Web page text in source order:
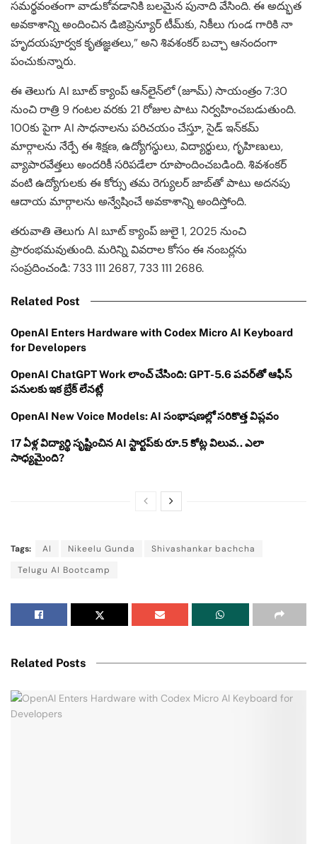
సమర్థవంతంగా వాడుకోవడానికి బలమైన పునాది వేసింది. ఈ అద్భుత
అవకాశాన్ని అందించిన డిజిప్రెన్యూర్ టీమ్‌కు, నికీలు గుండ గారికి నా
హృదయపూర్వక కృతజ్ఞతలు,” అని శివశంకర్ బచ్చా ఆనందంగా
పంచుకున్నారు.
ఈ తెలుగు AI బూట్ క్యాంప్ ఆన్‌లైన్‌లో (జూమ్) సాయంత్రం 7:30
నుంచి రాత్రి 9 గంటల వరకు 21 రోజుల పాటు నిర్వహించబడుతుంది.
100కు పైగా AI సాధనాలను పరిచయం చేస్తూ, సైడ్ ఇన్‌కమ్
మార్గాలను నేర్పే ఈ శిక్షణ, ఉద్యోగస్థులు, విద్యార్థులు, గృహిణులు,
వ్యాపారవేత్తలు అందరికీ సరిపడేలా రూపొందించబడింది. శివశంకర్
వంటి ఉద్యోగులకు ఈ కోర్సు తమ రెగ్యులర్ జాబ్‌తో పాటు అదనపు
ఆదాయ మార్గాలను అన్వేషించే అవకాశాన్ని అందిస్తోంది.
తరువాతి తెలుగు AI బూట్ క్యాంప్ జులై 1, 2025 నుంచి
ప్రారంభమవుతుంది. మరిన్ని వివరాల కోసం ఈ నంబర్లను
సంప్రదించండి: 733 111 2687, 733 111 2686.
Related Post
OpenAI Enters Hardware with Codex Micro AI Keyboard
for Developers
OpenAI ChatGPT Work లాంచ్ చేసింది: GPT-5.6 పవర్‌తో ఆఫీస్
పనులకు ఇక బ్రేక్ లేనట్లే
OpenAI New Voice Models: AI సంభాషణల్లో సరికొత్త విప్లవం
17 ఏళ్ల విద్యార్థి సృష్టించిన AI స్టార్టప్‌కు రూ.5 కోట్ల విలువ.. ఎలా
సాధ్యమైంది?
Tags: AI Nikeelu Gunda
Shivashankar bachcha
Telugu AI Bootcamp
Related Posts